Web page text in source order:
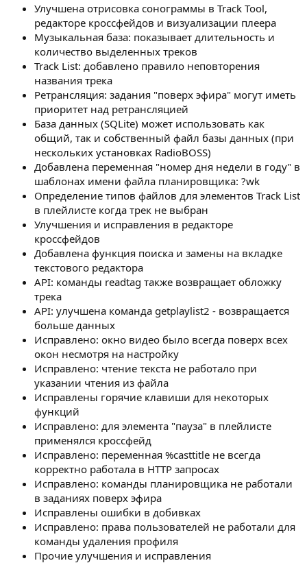
Улучшена отрисовка сонограммы в Track Tool,
редакторе кроссфейдов и визуализации плеера
Музыкальная база: показывает длительность и
количество выделенных треков
Track List: добавлено правило неповторения
названия трека
Ретрансляция: задания "поверх эфира" могут иметь
приоритет над ретрансляцией
База данных (SQLite) может использовать как
общий, так и собственный файл базы данных (при
нескольких установках RadioBOSS)
Добавлена переменная "номер дня недели в году" в
шаблонах имени файла планировщика: ?wk
Определение типов файлов для элементов Track List
в плейлисте когда трек не выбран
Улучшения и исправления в редакторе
кроссфейдов
Добавлена функция поиска и замены на вкладке
текстового редактора
API: команды readtag также возвращает обложку
трека
API: улучшена команда getplaylist2 - возвращается
больше данных
Исправлено: окно видео было всегда поверх всех
окон несмотря на настройку
Исправлено: чтение текста не работало при
указании чтения из файла
Исправлены горячие клавиши для некоторых
функций
Исправлено: для элемента "пауза" в плейлисте
применялся кроссфейд
Исправлено: переменная %casttitle не всегда
корректно работала в HTTP запросах
Исправлено: команды планировщика не работали
в заданиях поверх эфира
Исправлены ошибки в добивках
Исправлено: права пользователей не работали для
команды удаления профиля
Прочие улучшения и исправления